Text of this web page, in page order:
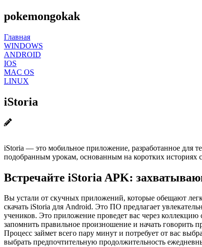
pokemongokak
Главная
WINDOWS
ANDROID
IOS
MAC OS
LINUX
iStoria
iStoria — это мобильное приложение, разработанное для
подобранным урокам, основанным на коротких историях
Встречайте iStoria APK:
Вы устали от скучных приложений, которые обещают
скачать iStoria для Android. Это ПО предлагает
учеников. Это приложение проведет вас через
запомнить правильное произношение и начать говорить
Процесс займет всего пару минут и потребует от вас
выбрать предпочтительную продолжительность